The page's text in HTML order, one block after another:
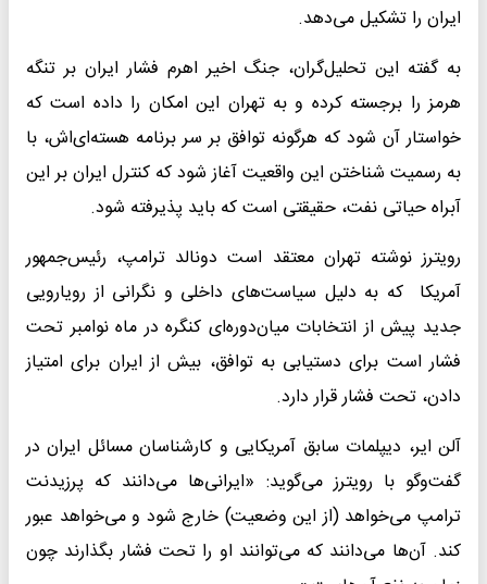
ایران را تشکیل می‌دهد.
به گفته این تحلیل‌گران، جنگ اخیر اهرم فشار ایران بر تنگه
هرمز را برجسته کرده و به تهران این امکان را داده است که
خواستار آن شود که هرگونه توافق بر سر برنامه هسته‌ای‌اش، با
به رسمیت شناختن این واقعیت آغاز شود که کنترل ایران بر این
آبراه حیاتی نفت، حقیقتی است که باید پذیرفته شود.
رویترز نوشته تهران معتقد است دونالد ترامپ، رئیس‌جمهور
آمریکا که به دلیل سیاست‌های داخلی و نگرانی از رویارویی
جدید پیش از انتخابات میان‌دوره‌ای کنگره در ماه نوامبر تحت
فشار است برای دستیابی به توافق، بیش از ایران برای امتیاز
دادن، تحت فشار قرار دارد.
آلن ایر، دیپلمات سابق آمریکایی و کارشناسان مسائل ایران در
گفت‌وگو با رویترز می‌گوید: «ایرانی‌ها می‌دانند که پرزیدنت
ترامپ می‌خواهد (از این وضعیت) خارج شود و می‌خواهد عبور
کند. آن‌ها می‌دانند که می‌توانند او را تحت فشار بگذارند چون